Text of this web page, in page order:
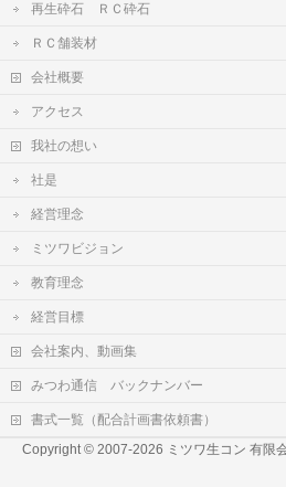
再生砕石 ＲＣ砕石
ＲＣ舗装材
会社概要
アクセス
我社の想い
社是
経営理念
ミツワビジョン
教育理念
経営目標
会社案内、動画集
みつわ通信 バックナンバー
書式一覧（配合計画書依頼書）
Copyright © 2007-2026 ミツワ生コン 有限